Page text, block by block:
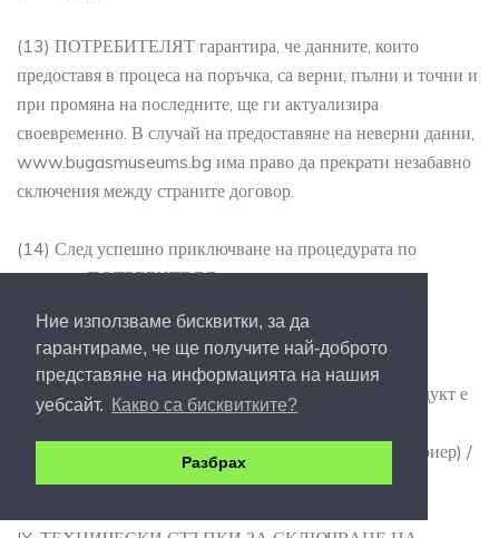
Ние използваме бисквитки, за да
гарантираме, че ще получите най-доброто
представяне на информацията на нашия
уебсайт.
Какво са бисквитките?
Разбрах
(13) ПОТРЕБИТЕЛЯТ гарантира, че данните, които
предоставя в процеса на поръчка, са верни, пълни и точни и
при промяна на последните, ще ги актуализира
своевременно. В случай на предоставяне на неверни данни,
www.bugasmuseums.bg има право да прекрати незабавно
сключения между страните договор.
(14) След успешно приключване на процедурата по
поръчка, ПОТРЕБИТЕЛЯ има начин за сигурна
валиден email (имейл) адрес за кореспонденция.
(15) Доставката за избрания от ПОТРЕБИТЕЛЯ продукт е
посочения в потвърждението куриерската фирма (куриер) /
доставчик.